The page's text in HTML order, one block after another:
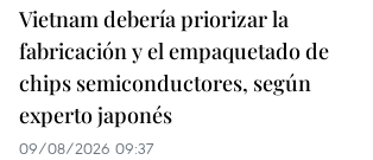
Vietnam debería priorizar la
fabricación y el empaquetado de
chips semiconductores, según
experto japonés
09/08/2026 09:37